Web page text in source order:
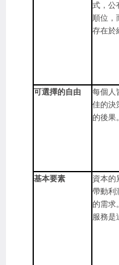
式，公
順位，
存在於
可選擇的自由
每個人
佳的決
的後果。
基本要素
資本的
帶動利
的需求
服務是